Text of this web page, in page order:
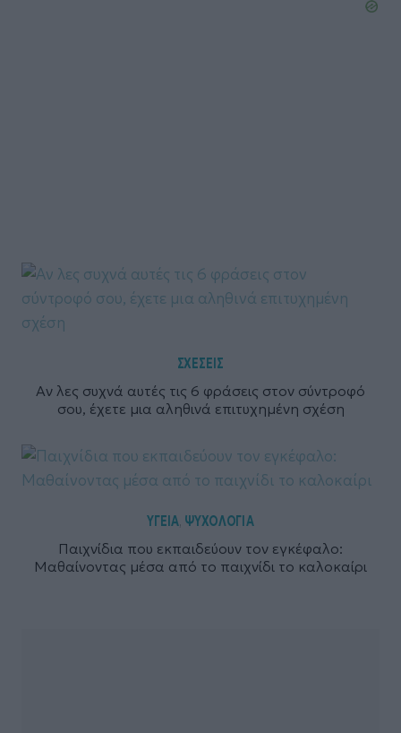
ΣΧΕΣΕΙΣ
Αν λες συχνά αυτές τις 6 φράσεις στον σύντροφό
σου, έχετε μια αληθινά επιτυχημένη σχέση
ΥΓΕΙΑ, ΨΥΧΟΛΟΓΙΑ
Παιχνίδια που εκπαιδεύουν τον εγκέφαλο:
Μαθαίνοντας μέσα από το παιχνίδι το καλοκαίρι